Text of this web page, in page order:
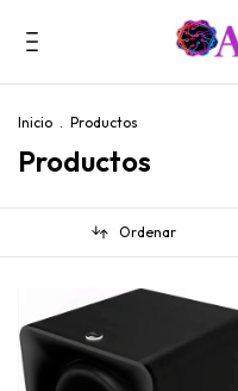
Inicio . Productos
Productos
Ordenar